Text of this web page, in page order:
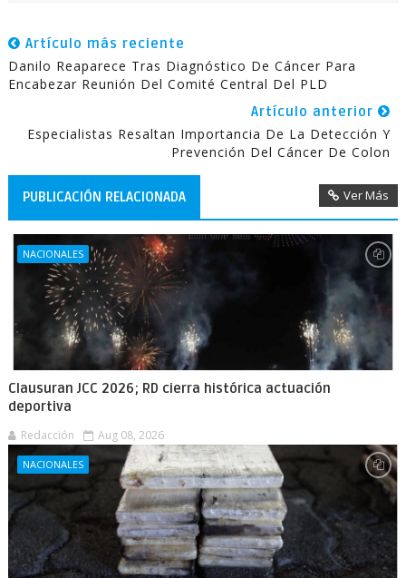
Artículo más reciente
Danilo Reaparece Tras Diagnóstico De Cáncer Para
Encabezar Reunión Del Comité Central Del PLD
Artículo anterior
Especialistas Resaltan Importancia De La Detección Y
Prevención Del Cáncer De Colon
PUBLICACIÓN RELACIONADA Ver Más
NACIONALES
Clausuran JCC 2026; RD cierra histórica actuación
deportiva
Redacción Aug 08, 2026
NACIONALES